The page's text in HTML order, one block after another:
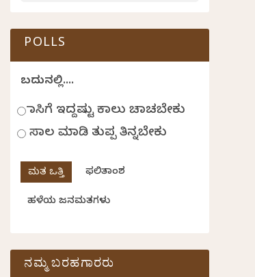
POLLS
ಬದುಕಿನಲ್ಲಿ....
ಹಾಸಿಗೆ ಇದ್ದಷ್ಟು ಕಾಲು ಚಾಚಬೇಕು
ಸಾಲ ಮಾಡಿ ತುಪ್ಪ ತಿನ್ನಬೇಕು
ಫಲಿತಾಂಶ
ಹಳೆಯ ಜನಮತಗಳು
ನಮ್ಮ ಬರಹಗಾರರು